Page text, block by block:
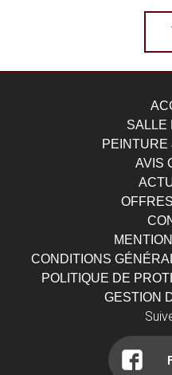
SALLE
PEINTURE
AVIS
CONDITIONS
POLITIQUE DE
GESTION